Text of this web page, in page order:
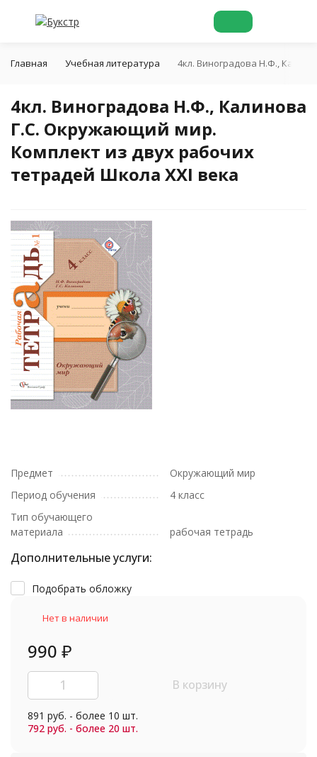
Главная Учебная литература 4кл. Виноградова Н.Ф.,
4кл. Виноградова Н.Ф., Калинова
Г.С. Окружающий мир.
Комплект из двух рабочих
тетрадей Школа XXI века
Предмет
Окружающий мир
Период обучения
4 класс
Тип обучающего
материала
рабочая тетрадь
Дополнительные услуги:
Подобрать обложку
Нет в наличии
990 ₽
В корзину
891 руб. - более 10 шт.
792 руб. - более 20 шт.